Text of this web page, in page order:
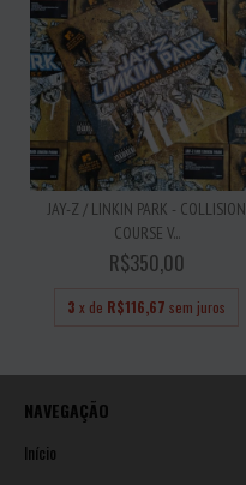
JAY-Z / LINKIN PARK - COLLISION
COURSE V...
R$350,00
3 x de R$116,67 sem juros
NAVEGAÇÃO
Início